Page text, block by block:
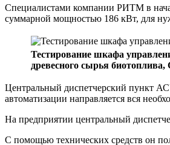
Специалистами компании РИТМ в
суммарной мощностью 186 кВт, для
Тестирование шкафа
древесного сырья биотоплива,
Центральный диспетчерский пункт
автоматизации направляется вся
На предприятии центральный
С помощью технических средств он